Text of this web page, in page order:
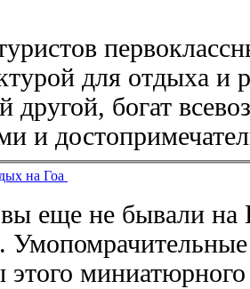
для отдыха и
другой, богат
и
на Гоа
еще не бывали на